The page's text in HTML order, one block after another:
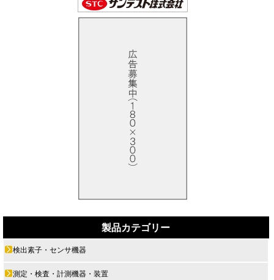
製品カテゴリー
検出素子・センサ機器
測定・検査・計測機器・装置